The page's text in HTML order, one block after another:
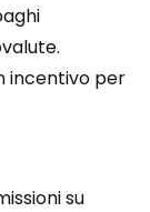
incentivo per
su